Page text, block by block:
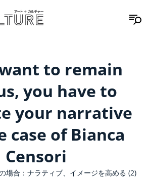
to remain
you have to
your narrative
case of Bianca
Censori
場合：ナラティブ、イメージを高める (2)